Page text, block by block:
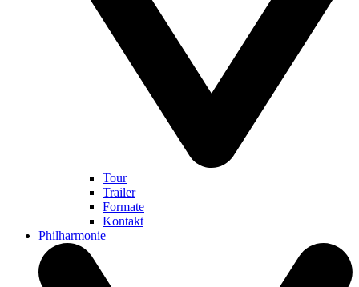
Tour
Trailer
Formate
Kontakt
Philharmonie